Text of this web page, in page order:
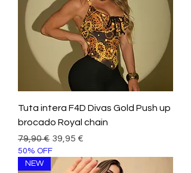
Tuta intera F4D Divas Gold Push up
brocado Royal chain
Prezzo regolare
79,90 € Prezzo scontato
39,95 €
50% OFF
NEW